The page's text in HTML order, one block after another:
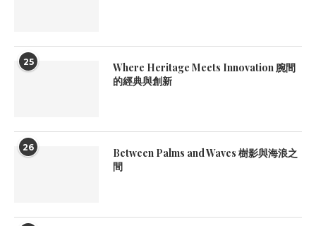
25
Where Heritage Meets Innovation 腕間
的經典與創新
26
Between Palms and Waves 樹影與海浪之
間